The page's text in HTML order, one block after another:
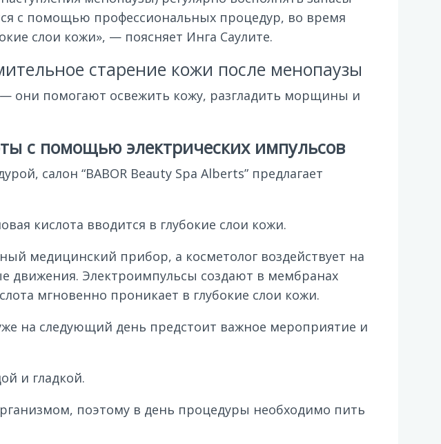
с помощью профессиональных процедур, во время
слои кожи», — поясняет Инга Саулите.
старение кожи после менопаузы
они помогают освежить кожу, разгладить морщины и
с помощью электрических импульсов
салон “BABOR Beauty Spa Alberts” предлагает
кислота вводится в глубокие слои кожи.
медицинский прибор, а косметолог воздействует на
движения. Электроимпульсы создают в мембранах
мгновенно проникает в глубокие слои кожи.
на следующий день предстоит важное мероприятие и
и гладкой.
поэтому в день процедуры необходимо пить